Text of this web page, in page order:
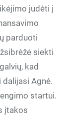
judėti į
parduoti
siekti
kad
Agnė.
startui.
įtakos